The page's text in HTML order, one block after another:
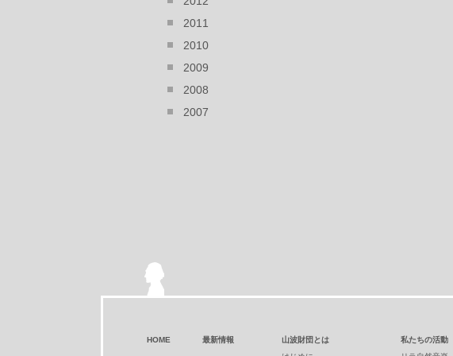
2011
2010
2009
2008
2007
HOME 最新情報
山波財団とは
私たちの活動